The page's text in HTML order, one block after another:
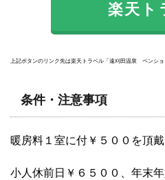
楽天ト
上記ボタンのリンク先は楽天トラベル「遠刈田温泉 ペンシ
条件・注意事項
暖房料１室に付￥５００を頂戴
小人休前日￥６５００、年末